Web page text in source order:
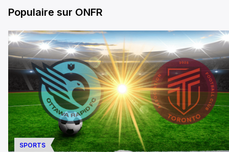
Populaire sur ONFR
SPORTS